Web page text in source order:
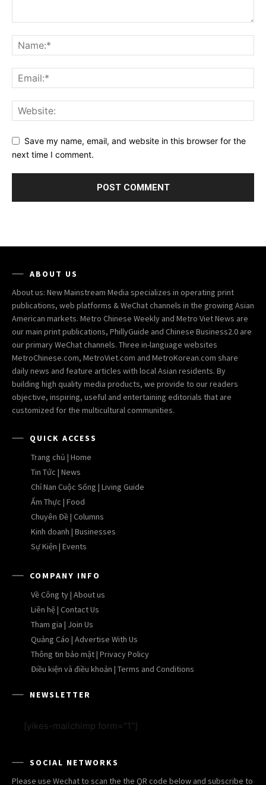
Save my name, email, and website in this browser for the
next time I comment.
ABOUT US
About us: New Mainstream Media specializes in operating print
publications, web platforms & WeChat channels in the growing Asian
American markets. Metro Chinese Weekly and Metro Viet News are
our main print publications, PhillyGuide and Chinese Business2.0 are
our primary WeChat channels. Three in-language websites
MetroChinese.com, MetroViet.com and MetroKorean.com share
daily news and feature articles with local Asian residents. By
building high quality media products, we provide to our readers
objective, inspiring, useful and entertaining editorials that are
customized for the multicultural communities.
QUICK ACCESS
Trang chủ | Home
Tin Tức | News
Chỉ Nan Cuộc Sống | Living Guide
Ẩm Thực | Food
Chuyên Đề | Columns
Kinh doanh | Businesses
Sự Kiện | Events
COMPANY INFO
Về Công ty | About us
Liên hệ | Contact Us
Tham gia | Join Us
Quảng Cáo | Advertise With Us
Thông tin bảo mật | Privacy Policy
Điều kiện và điều khoản | Terms and Conditions
NEWSLETTER
[yikes-mailchimp form="1"]
SOCIAL NETWORKS
Please use Wechat to scan the the QR code below and subscribe to